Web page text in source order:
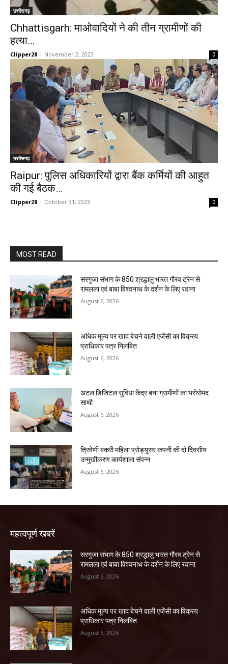
छत्तीसगढ़
Chhattisgarh: माओवादियों ने की तीन ग्रामीणों की
हत्या…
Clipper28 - November 2, 2023 0
छत्तीसगढ़
Raipur: पुलिस अधिकारियों द्वारा बैंक कर्मियों की आहुत
की गई बैठक…
Clipper28 - October 31, 2023 0
MOST READ
सरगुजा संभाग के 850 श्रद्धालु भारत गौरव ट्रेन से
रामलला एवं बाबा विश्वनाथ के दर्शन के लिए रवाना
August 6, 2026
अधिक मूल्य पर खाद बेचने वाली एजेंसी का विक्रय
प्राधिकार पत्र निलंबित
August 6, 2026
अटल डिजिटल सुविधा केंद्र बना ग्रामीणों का भरोसेमंद
साथी
August 6, 2026
त्रिवेणी बकरी महिला प्रोड्यूसर कंपनी की दो दिवसीय
उन्मुखीकरण कार्यशाला संपन्न
August 6, 2026
महत्वपूर्ण खबरें
सरगुजा संभाग के 850 श्रद्धालु भारत गौरव ट्रेन से
रामलला एवं बाबा विश्वनाथ के दर्शन के लिए रवाना
August 6, 2026
अधिक मूल्य पर खाद बेचने वाली एजेंसी का विक्रय
प्राधिकार पत्र निलंबित
August 6, 2026